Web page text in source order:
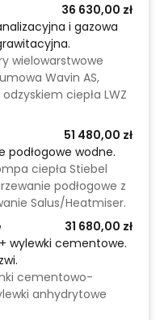
36 630,00 zł
i gazowa
wielowarstwowe
Wavin AS,
ciepła LWZ
51 480,00 zł
podłogowe wodne.
ciepła Stiebel
podłogowe z
Salus/Heatmiser.
31 680,00 zł
wylewki cementowe.
cementowo-
anhydrytowe